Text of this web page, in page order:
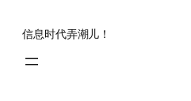
信息时代弄潮儿！